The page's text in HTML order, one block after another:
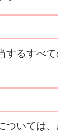
するすべ
ついては